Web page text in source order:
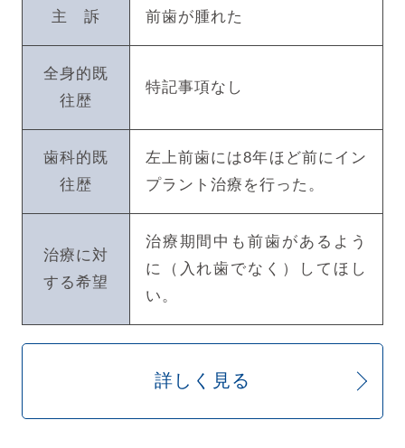
主 訴 前歯が腫れた
全身的既
往歴
特記事項なし
歯科的既
往歴
左上前歯には8年ほど前にイン
プラント治療を行った。
治療に対
する希望
治療期間中も前歯があるよう
に（入れ歯でなく）してほし
い。
詳しく見る